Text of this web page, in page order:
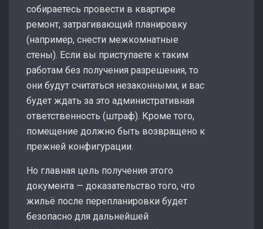
собираетесь провести в квартире
ремонт, затрагивающий планировку
(например, снести межкомнатные
стены). Если вы приступаете к таким
работам без получения разрешения, то
они будут считаться незаконными, и вас
будет ждать за это административная
ответственность (штраф). Кроме того,
помещение должно быть возвращено к
прежней конфигурации.
Но главная цель получения этого
документа — доказательство того, что
жильё после перепланировки будет
безопасно для дальнейшей